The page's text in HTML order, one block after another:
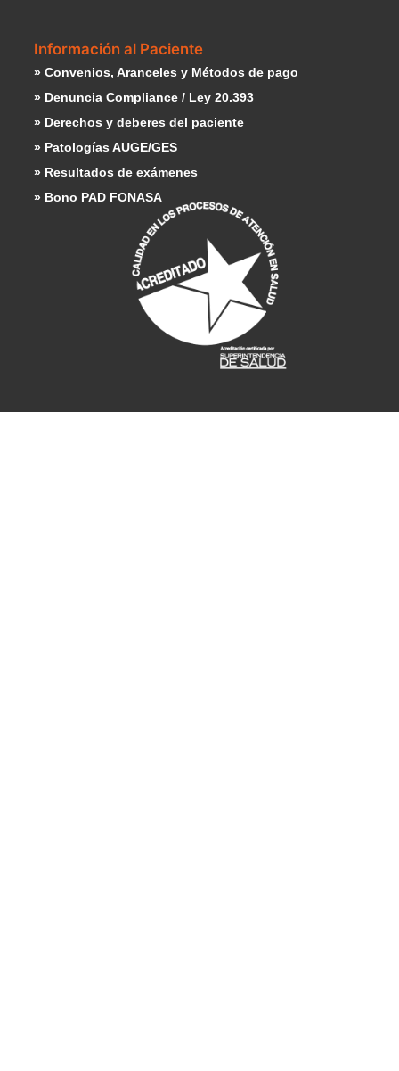
Información al Paciente
» Convenios, Aranceles y Métodos de pago
» Denuncia Compliance / Ley 20.393
» Derechos y deberes del paciente
» Patologías AUGE/GES
» Resultados de exámenes
» Bono PAD FONASA